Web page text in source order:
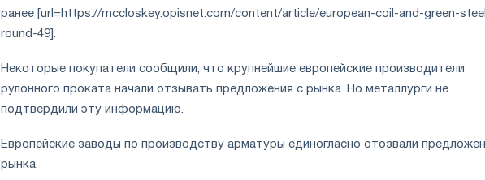
ранее [url=https://mccloskey.opisnet.com/content/article/european-coil-and-green-
round-49].
Некоторые покупатели сообщили, что крупнейшие европейские производители
рулонного проката начали отзывать предложения с рынка. Но металлурги не
подтвердили эту информацию.
Европейские заводы по производству арматуры единогласно отозвали
рынка.